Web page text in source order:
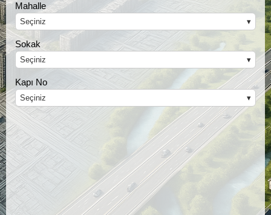
Mahalle
Seçiniz
Sokak
Seçiniz
Kapı No
Seçiniz